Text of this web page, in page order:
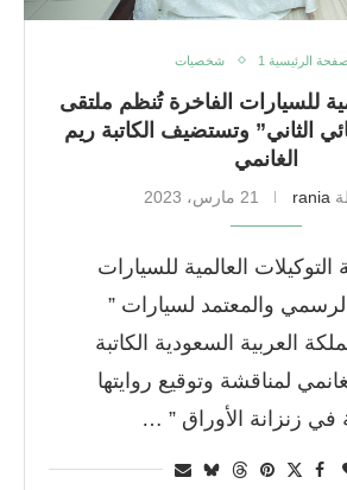
الرئيسية 1 شخصيات
للسيارات الفاخرة تُنظم ملتقى
الثاني” وتستضيف الكاتبة ريم
الغانمي
rania 21 مارس، 2023
العالمية للسيارات
والمعتمد لسيارات ”
العربية السعودية الكاتبة
لمناقشة وتوقيع روايتها
في زنزانة الأوراق ” …